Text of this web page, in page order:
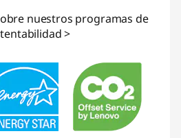
nuestros programas de
>